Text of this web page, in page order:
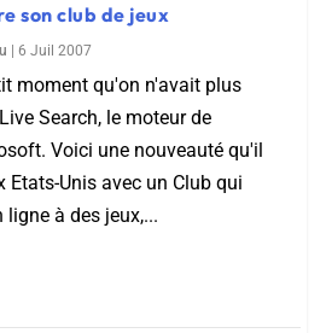
son club de jeux
6 Juil 2007
moment qu'on n'avait plus
Search, le moteur de
Voici une nouveauté qu'il
Etats-Unis avec un Club qui
ligne à des jeux,...